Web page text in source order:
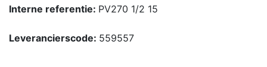
Interne referentie: PV270 1/2 15
Leverancierscode: 559557